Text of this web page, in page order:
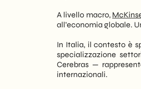
A livello macro,
all’economia globale.
In Italia, il contesto è
specializzazione
Cerebras —
internazionali.